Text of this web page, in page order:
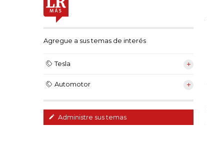
Agregue a sus temas de interés
Tesla
Automotor
Administre sus temas